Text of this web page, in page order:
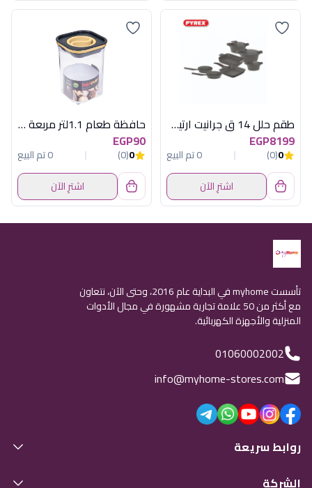
طقم حلل 14 ق جرانيت ارتيسان رمادى بيركس
EGP8199
0
(0)
0 تم البيع
اشترِ الآن
حافظة طعام 1.1لتر مربعة غطاءبيج هيريفين
EGP90
0
(0)
0 تم البيع
اشترِ الآن
تأسست myhome في البداية عام 2016، وحتى الآن، نتعاون
مع أكثر من 50 علامة تجارية مشهورة في مجال الأدوات
المنزلية والأجهزة الكهربائية.
01060002002
info@myhome-stores.com
روابط سريعة
الشركة